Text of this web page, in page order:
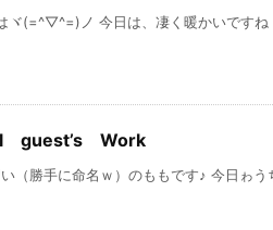
今日は、凄く暖かいですね
guest’s Work
（勝手に命名ｗ）のももです♪ 今日ゎ